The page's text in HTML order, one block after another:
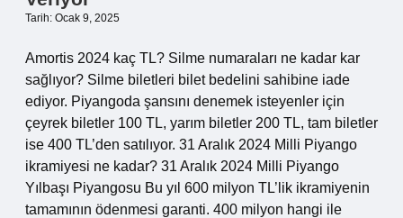
Tarih: Ocak 9, 2025
Amortis 2024 kaç TL? Silme numaraları ne kadar kar
sağlıyor? Silme biletleri bilet bedelini sahibine iade
ediyor. Piyangoda şansını denemek isteyenler için
çeyrek biletler 100 TL, yarım biletler 200 TL, tam biletler
ise 400 TL’den satılıyor. 31 Aralık 2024 Milli Piyango
ikramiyesi ne kadar? 31 Aralık 2024 Milli Piyango
Yılbaşı Piyangosu Bu yıl 600 milyon TL’lik ikramiyenin
tamamının ödenmesi garanti. 400 milyon hangi ile